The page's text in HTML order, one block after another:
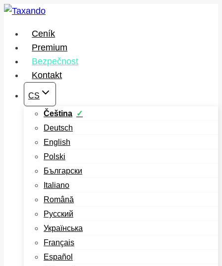
Přeskočit
obsah
Ceník
Premium
Bezpečnost
Kontakt
CS
Čeština
Deutsch
English
Polski
Български
Italiano
Română
Русский
Українська
Français
Español